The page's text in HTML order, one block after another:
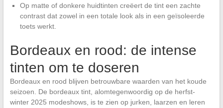
Op matte of donkere huidtinten creëert de tint een zachte
contrast dat zowel in een totale look als in een geïsoleerde
toets werkt.
Bordeaux en rood: de intense
tinten om te doseren
Bordeaux en rood blijven betrouwbare waarden van het koude
seizoen. De bordeaux tint, alomtegenwoordig op de herfst-
winter 2025 modeshows, is te zien op jurken, laarzen en leren